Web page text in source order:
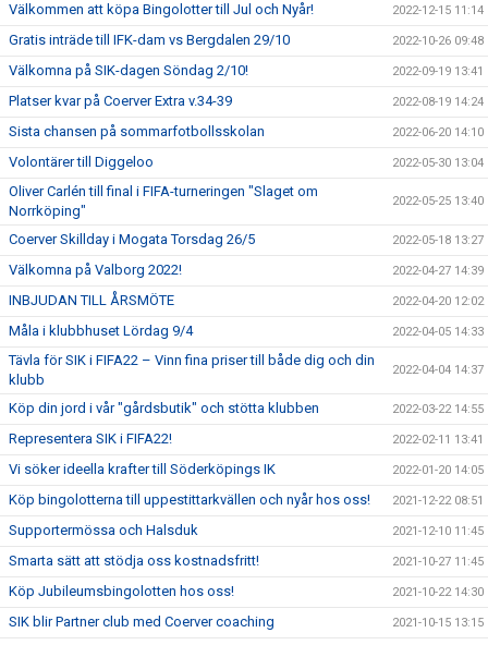
Välkommen att köpa Bingolotter till Jul och Nyår! 2022-12-15 11:14
Gratis inträde till IFK-dam vs Bergdalen 29/10 2022-10-26 09:48
Välkomna på SIK-dagen Söndag 2/10! 2022-09-19 13:41
Platser kvar på Coerver Extra v.34-39 2022-08-19 14:24
Sista chansen på sommarfotbollsskolan 2022-06-20 14:10
Volontärer till Diggeloo 2022-05-30 13:04
Oliver Carlén till final i FIFA-turneringen "Slaget om
Norrköping"
2022-05-25 13:40
Coerver Skillday i Mogata Torsdag 26/5 2022-05-18 13:27
Välkomna på Valborg 2022! 2022-04-27 14:39
INBJUDAN TILL ÅRSMÖTE 2022-04-20 12:02
Måla i klubbhuset Lördag 9/4 2022-04-05 14:33
Tävla för SIK i FIFA22 – Vinn fina priser till både dig och din
klubb
2022-04-04 14:37
Köp din jord i vår "gårdsbutik" och stötta klubben 2022-03-22 14:55
Representera SIK i FIFA22! 2022-02-11 13:41
Vi söker ideella krafter till Söderköpings IK 2022-01-20 14:05
Köp bingolotterna till uppestittarkvällen och nyår hos oss! 2021-12-22 08:51
Supportermössa och Halsduk 2021-12-10 11:45
Smarta sätt att stödja oss kostnadsfritt! 2021-10-27 11:45
Köp Jubileumsbingolotten hos oss! 2021-10-22 14:30
SIK blir Partner club med Coerver coaching 2021-10-15 13:15